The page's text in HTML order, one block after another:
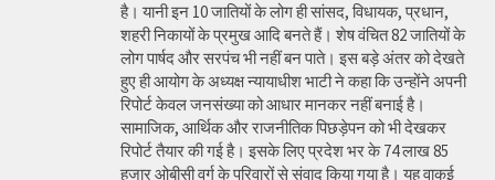
है। यानी इन 10 जातियों के लोग ही सांसद, विधायक, प्रधान,
शहरी निकायों के प्रमुख आदि बनते हैं। शेष वंचित 82 जातियों के
लोग पार्षद और सरपंच भी नहीं बन पाते। इस बड़े अंतर को देखते
हुए ही आयोग के अध्यक्ष न्यायाधीश भाटी ने कहा कि उन्होंने अपनी
रिपोर्ट केवल जनसंख्या को आधार मानकर नहीं बनाई है।
सामाजिक, आर्थिक और राजनीतिक पिछड़ेपन को भी देखकर
रिपोर्ट तैयार की गई है। इसके लिए प्रदेश भर के 74 लाख 85
हजार ओबीसी वर्ग के परिवारों से संवाद किया गया है। यह वाकई